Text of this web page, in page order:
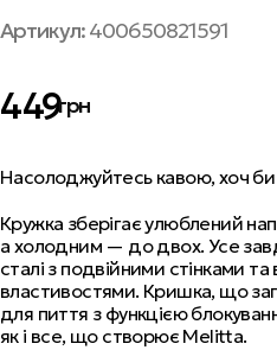
Артикул:400650821591
449грн
Насолоджуйтесь кавою, хоч
Кружка зберігає улюблений
а холодним — до двох. Усе
сталі з подвійними стінками
властивостями. Кришка, що
для пиття з функцією
як і все, що створює Melitta.